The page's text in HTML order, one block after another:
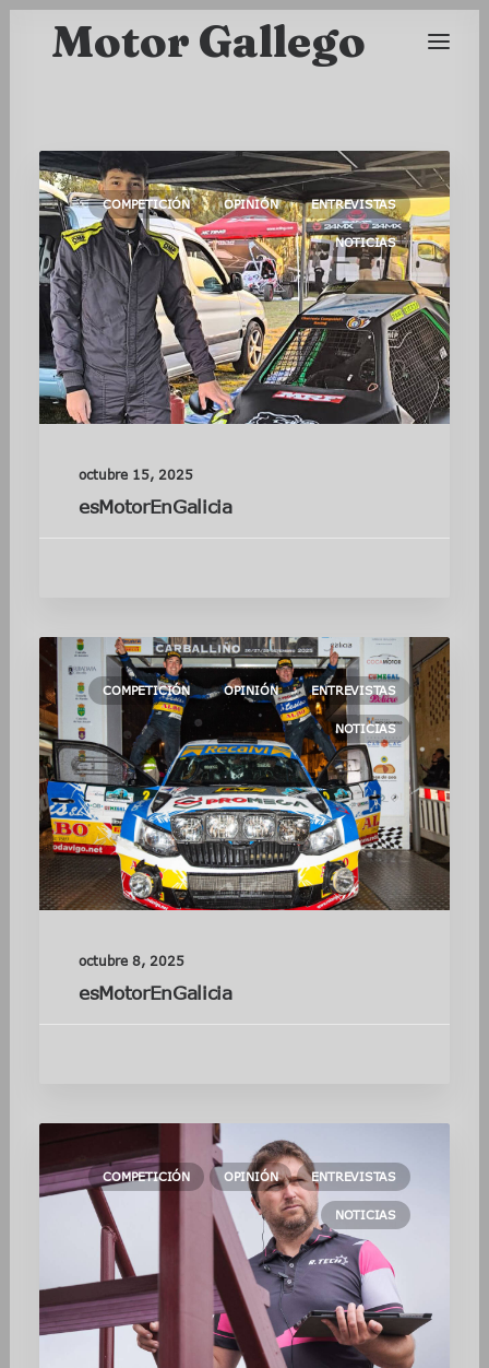
Motor Gallego
COMPETICIÓN OPINIÓN ENTREVISTAS
NOTICIAS
octubre 15, 2025
esMotorEnGalicia
COMPETICIÓN OPINIÓN ENTREVISTAS
NOTICIAS
octubre 8, 2025
esMotorEnGalicia
COMPETICIÓN OPINIÓN ENTREVISTAS
NOTICIAS